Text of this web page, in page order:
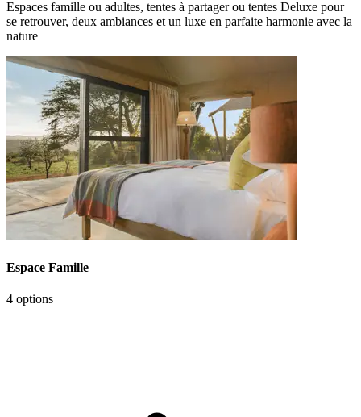
Espaces famille ou adultes, tentes à partager ou tentes Deluxe pour
se retrouver, deux ambiances et un luxe en parfaite harmonie avec la
nature
Espace Famille
4 options